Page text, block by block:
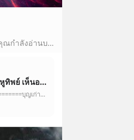
21 สัญญาณที่บ่งบอกว่าตาที่สามของคุณเปิดแล้ว ถ้าคุณกำลังอ่านบทความนี้ มีโอกาสที่ตาที่สามของคุณเปิดอยู่แล้ว เพื่อช่วยให้คุณรู้สึกแน่ใจ นี่คืออาการบางอย่างที่พบบ่อยเมื่อตาที่สามเปิด 1. รู้สึกมีแรงกดดันระหว่างคิ้ว: เมื่อตาที่สามถูกกระตุ้น พลังงานไหลเข้าไปยังต่อมไพเนียลทำให้มีความรู้สึกว่ามีความดันมาตรง…
บุญเก่าติดตัวมา เปิดตาที่3 ตาทิพย์ หูทิพย์ เห็นอดีต อนาคต
#มัจฉาเสียงธรรม #ตาทิพย์ ==================บุญเก่าติดตัวมา เปิดตาที่3 ตาทิพย์ หูทิพย์ เห็นอดีต อนาคตhttps://youtu.be/_u8-wzAVGFA==================เพจหลักFace…